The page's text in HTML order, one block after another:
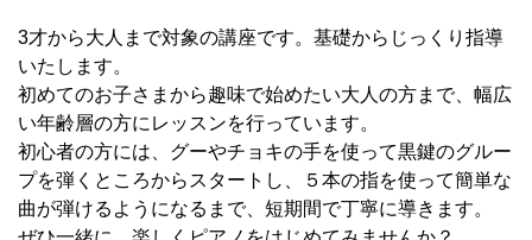
3才から大人まで対象の講座です。基礎からじっくり指導
いたします。
初めてのお子さまから趣味で始めたい大人の方まで、幅広
い年齢層の方にレッスンを行っています。
初心者の方には、グーやチョキの手を使って黒鍵のグルー
プを弾くところからスタートし、５本の指を使って簡単な
曲が弾けるようになるまで、短期間で丁寧に導きます。